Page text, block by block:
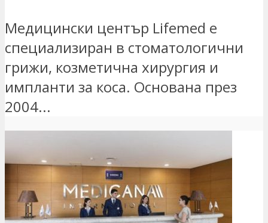
Медицински център Lifemed е
специализиран в стоматологични
грижи, козметична хирургия и
импланти за коса. Основана през
2004...